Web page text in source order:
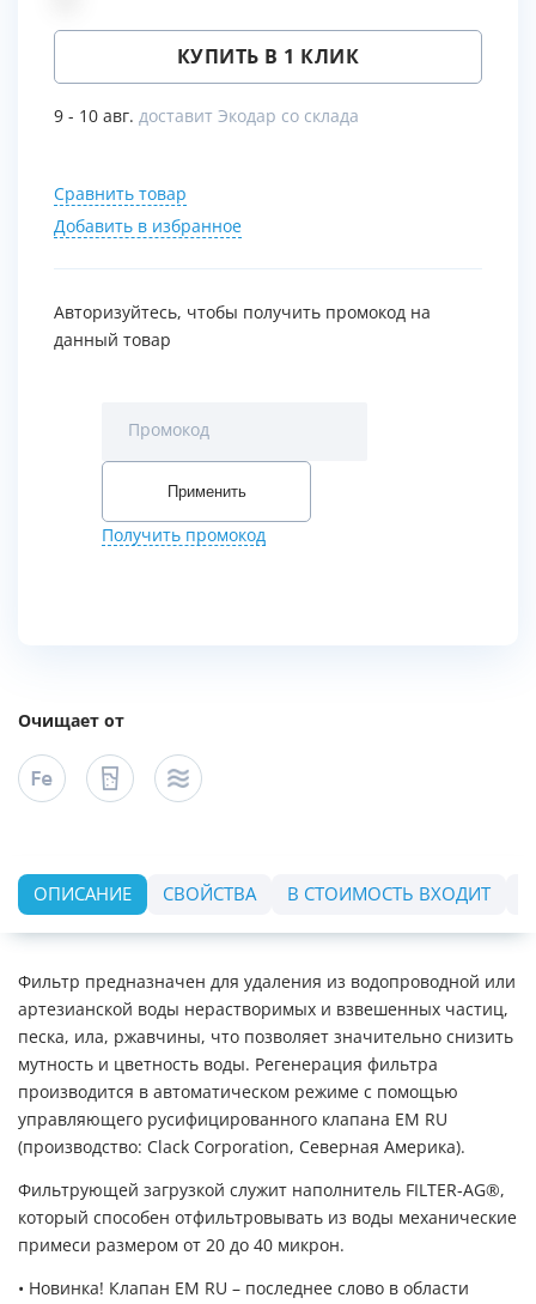
КУПИТЬ В 1 КЛИК
9 - 10 авг. доставит Экодар со склада
Сравнить товар
Добавить в избранное
Авторизуйтесь, чтобы получить промокод на
данный товар
Промокод
Применить
Получить промокод
Очищает от
ОПИСАНИЕ СВОЙСТВА В СТОИМОСТЬ ВХОДИТ
Фильтр предназначен для удаления из водопроводной или
артезианской воды нерастворимых и взвешенных частиц,
песка, ила, ржавчины, что позволяет значительно снизить
мутность и цветность воды. Регенерация фильтра
производится в автоматическом режиме с помощью
управляющего русифицированного клапана EM RU
(производство: Clack Corporation, Северная Америка).
Фильтрующей загрузкой служит наполнитель FILTER-AG®,
который способен отфильтровывать из воды механические
примеси размером от 20 до 40 микрон.
• Новинка! Клапан EM RU – последнее слово в области